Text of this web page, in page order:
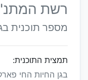
רשת
מספר תוכנית
תמצית התוכנית:
בגן החיות החי